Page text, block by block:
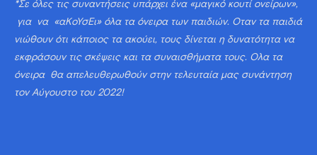
*Σε όλες τις συναντήσεις υπάρχει ένα «μαγικό κουτί ονείρων»,
για
να «αΚοΎσΕι» όλα τα όνειρα των παιδιών. Όταν τα παιδιά
νιώθουν ότι κάποιος τα ακούει, τους δίνεται η δυνατότητα να
εκφράσουν τις σκέψεις και τα συναισθήματα τους. Όλα τα
όνειρα θα απελευθερωθούν στην τελευταία μας συνάντηση
τον Αύγουστο του 2022!